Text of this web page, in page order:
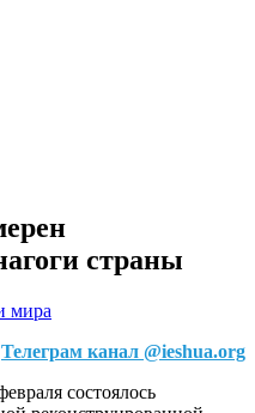
страны
мира
Телеграм канал @ieshua.org
состоялось